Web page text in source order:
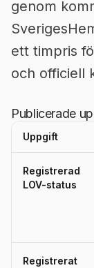
genom
ett timpris
och officiell
Publicerade
Uppgift
Registrerad
LOV-status
Registrerat